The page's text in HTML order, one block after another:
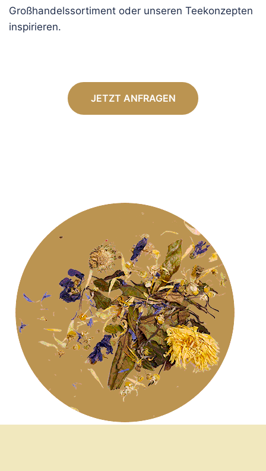
Großhandelssortiment oder unseren Teekonzepten
inspirieren.
JETZT ANFRAGEN